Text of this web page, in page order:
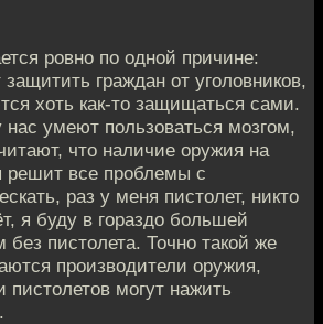
ровно по одной причине:
граждан от уголовников,
хоть как-то защищаться сами.
нас умеют пользоваться мозгом,
что наличие оружия на
решит все проблемы с
раз у меня пистолет, никто
я буду в гораздо большей
без пистолета. Точно такой же
производители оружия,
пистолетов могут нажить